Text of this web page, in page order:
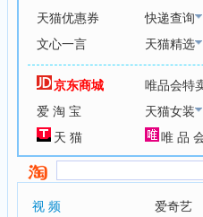
天猫优惠券
快递查询
文心一言
天猫精选
京东商城
唯品会特
爱 淘 宝
天猫女装
天 猫
唯 品
视 频
爱奇艺